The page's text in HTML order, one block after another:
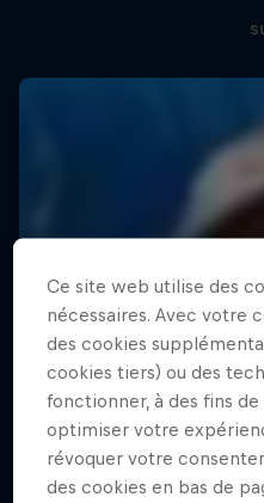
Ce site web utilise des
nécessaires. Avec votre
des cookies
cookies tiers) ou des
fonctionner, à des fins
optimiser votre
révoquer votre
des cookies en bas de